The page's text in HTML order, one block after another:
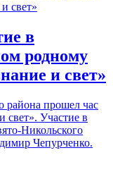
в
родному
и свет»
района прошел час
свет». Участие в
Никольского
Чепурченко.